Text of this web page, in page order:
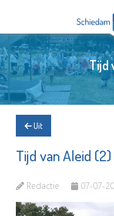
Tijd
Uit
Tijd van Aleid (2)
Redactie 07-07-